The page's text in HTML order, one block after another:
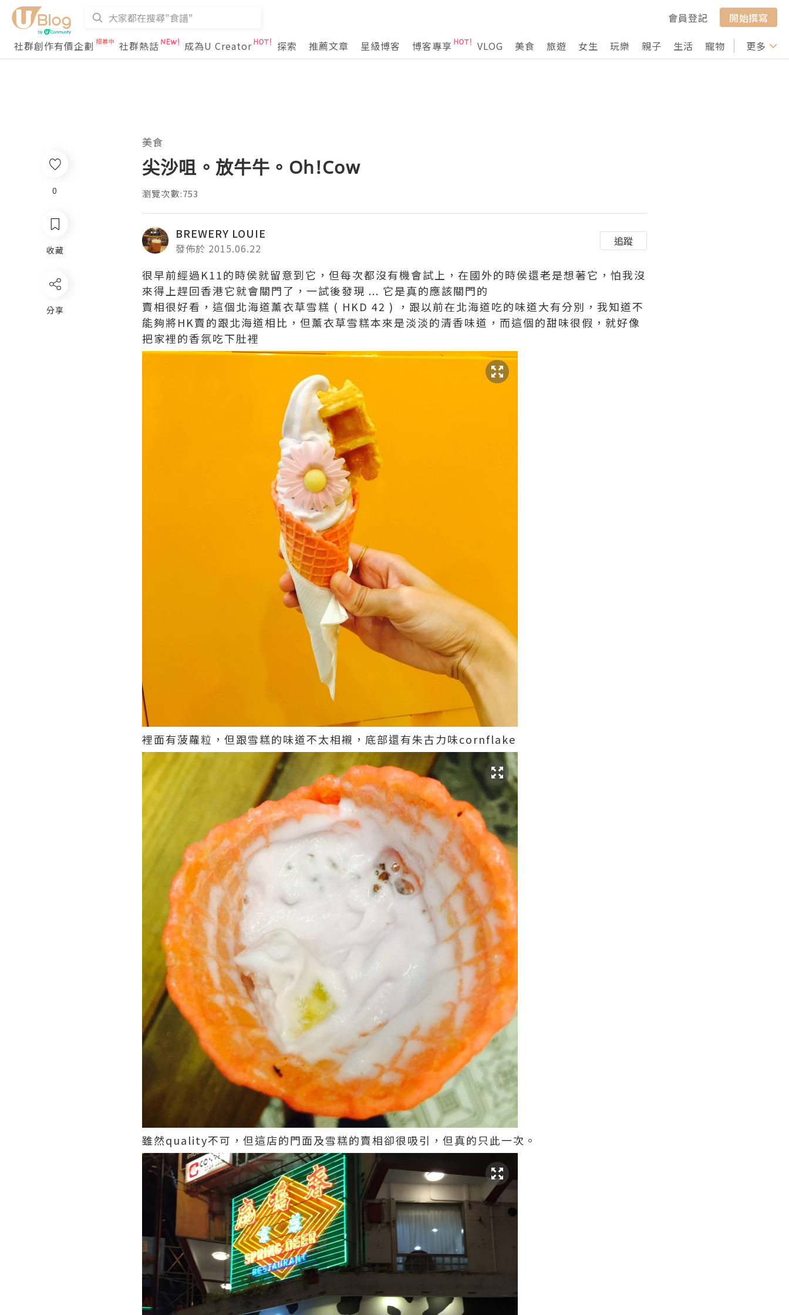
會員登記
開始撰寫
社群創作有價企劃
社群熱話 成為U Creator 探索 推薦文章 星級博客 博客專享 VLOG 美食 旅遊 女生 玩樂 親子 生活 寵物 行山 打卡
更多
0
收藏
分享
美食
尖沙咀。放牛牛。Oh!Cow
瀏覽次數:753
BREWERY LOUIE
發佈於 2015.06.22
追蹤
很早前經過K11的時侯就留意到它，但每次都沒有機會試上，在國外的時侯還老是想著它，怕我沒
來得上趕回香港它就會關門了，一試後發現 ... 它是真的應該關門的
賣相很好看，這個北海道薰衣草雪糕 ( HKD 42 ) ，跟以前在北海道吃的味道大有分別，我知道不
能夠將HK賣的跟北海道相比，但薰衣草雪糕本來是淡淡的清香味道，而這個的甜味很假，就好像
把家裡的香氛吃下肚裡
裡面有菠蘿粒，但跟雪糕的味道不太相襯，底部還有朱古力味cornflake
雖然quality不可，但這店的門面及雪糕的賣相卻很吸引，但真的只此一次。